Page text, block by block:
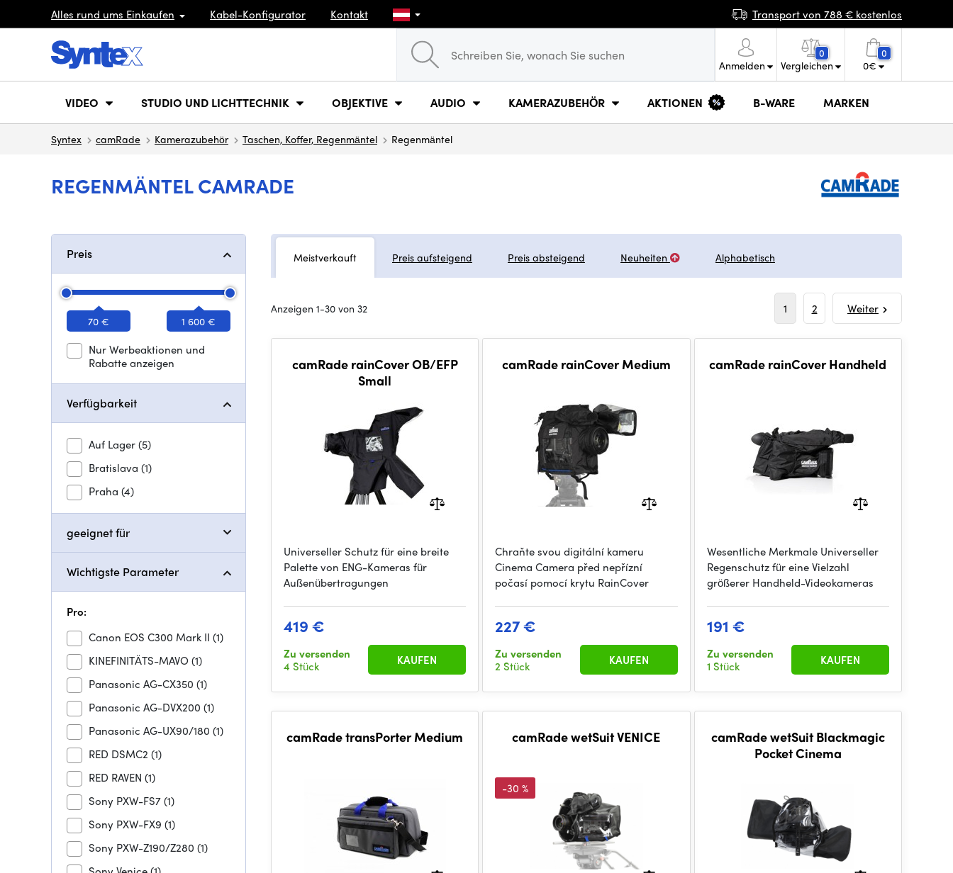
Alles rund ums Einkaufen Kabel-Konfigurator Kontakt Transport von 788 € kostenlos
Anmelden
0
Vergleichen
0
0€
VIDEO STUDIO UND LICHTTECHNIK OBJEKTIVE AUDIO KAMERAZUBEHÖR AKTIONEN B-WARE MARKEN
Syntex camRade Kamerazubehör Taschen, Koffer, Regenmäntel Regenmäntel
REGENMÄNTEL CAMRADE
Preis
70 € 1 600 €
Nur Werbeaktionen und
Rabatte anzeigen
Verfügbarkeit
Auf Lager(5)
Bratislava (1)
Praha (4)
geeignet für
Wichtigste Parameter
Pro:
Canon EOS C300 Mark II (1)
KINEFINITÄTS-MAVO(1)
Panasonic AG-CX350 (1)
Panasonic AG-DVX200 (1)
Panasonic AG-UX90/180 (1)
RED DSMC2 (1)
RED RAVEN (1)
Sony PXW-FS7(1)
Sony PXW-FX9 (1)
Sony PXW-Z190/Z280 (1)
Meistverkauft Preis aufsteigend Preis absteigend Neuheiten Alphabetisch
Anzeigen 1-30 von 32 1 2 Weiter
camRade rainCover OB/EFP
Small
Universeller Schutz für eine breite
Palette von ENG-Kameras für
Außenübertragungen
419 €
Zu versenden
4 Stück
KAUFEN
camRade rainCover Medium
Chraňte svou digitální kameru
Cinema Camera před nepřízní
počasí pomocí krytu RainCover
227 €
Zu versenden
2 Stück
KAUFEN
camRade rainCover Handheld
Wesentliche Merkmale Universeller
Regenschutz für eine Vielzahl
größerer Handheld-Videokameras
191 €
Zu versenden
1 Stück
KAUFEN
camRade transPorter Medium camRade wetSuit VENICE
-30 %
camRade wetSuit Blackmagic
Pocket Cinema